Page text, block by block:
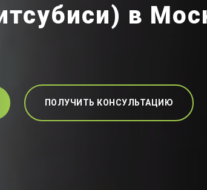
в
ПОЛУЧИТЬ КОНСУЛЬТАЦИЮ